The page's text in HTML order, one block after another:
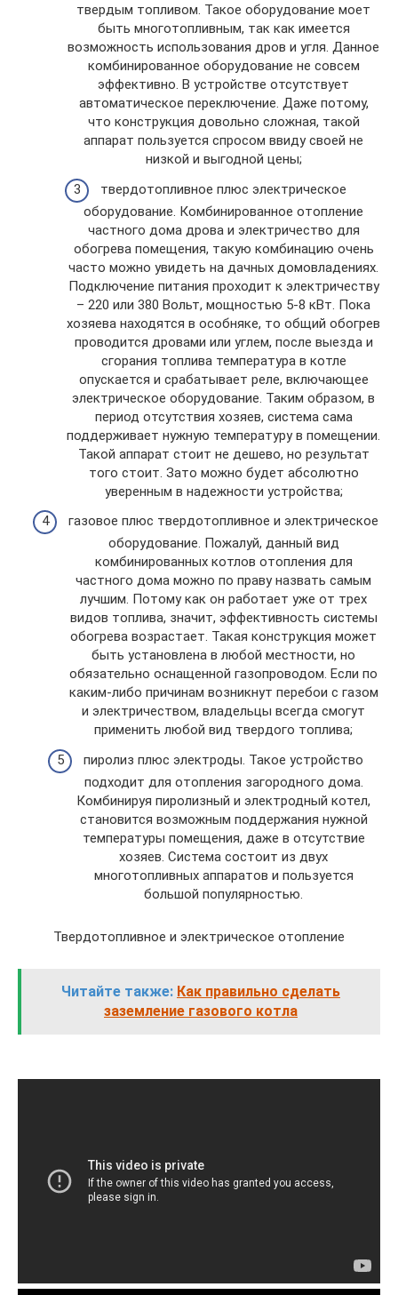
твердым топливом. Такое оборудование моет
быть многотопливным, так как имеется
возможность использования дров и угля. Данное
комбинированное оборудование не совсем
эффективно. В устройстве отсутствует
автоматическое переключение. Даже потому,
что конструкция довольно сложная, такой
аппарат пользуется спросом ввиду своей не
низкой и выгодной цены;
твердотопливное плюс электрическое
оборудование. Комбинированное отопление
частного дома дрова и электричество для
обогрева помещения, такую комбинацию очень
часто можно увидеть на дачных домовладениях.
Подключение питания проходит к электричеству
– 220 или 380 Вольт, мощностью 5-8 кВт. Пока
хозяева находятся в особняке, то общий обогрев
проводится дровами или углем, после выезда и
сгорания топлива температура в котле
опускается и срабатывает реле, включающее
электрическое оборудование. Таким образом, в
период отсутствия хозяев, система сама
поддерживает нужную температуру в помещении.
Такой аппарат стоит не дешево, но результат
того стоит. Зато можно будет абсолютно
уверенным в надежности устройства;
газовое плюс твердотопливное и электрическое
оборудование. Пожалуй, данный вид
комбинированных котлов отопления для
частного дома можно по праву назвать самым
лучшим. Потому как он работает уже от трех
видов топлива, значит, эффективность системы
обогрева возрастает. Такая конструкция может
быть установлена в любой местности, но
обязательно оснащенной газопроводом. Если по
каким-либо причинам возникнут перебои с газом
и электричеством, владельцы всегда смогут
применить любой вид твердого топлива;
пиролиз плюс электроды. Такое устройство
подходит для отопления загородного дома.
Комбинируя пиролизный и электродный котел,
становится возможным поддержания нужной
температуры помещения, даже в отсутствие
хозяев. Система состоит из двух
многотопливных аппаратов и пользуется
большой популярностью.
Твердотопливное и электрическое отопление
Читайте также: Как правильно сделать
заземление газового котла